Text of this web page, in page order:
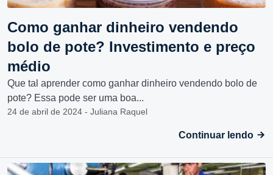
Como ganhar dinheiro vendendo
bolo de pote? Investimento e preço
médio
Que tal aprender como ganhar dinheiro vendendo bolo de
pote? Essa pode ser uma boa...
24 de abril de 2024 - Juliana Raquel
Continuar lendo